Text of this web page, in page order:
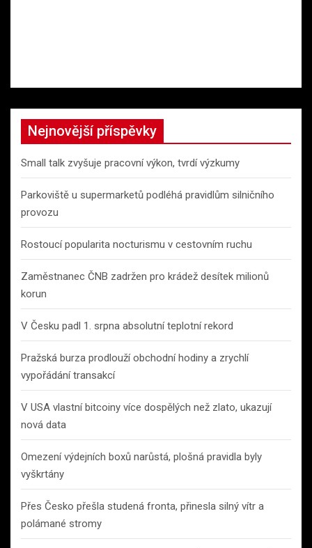
Nejnovější příspěvky
Small talk zvyšuje pracovní výkon, tvrdí výzkumy
Parkoviště u supermarketů podléhá pravidlům silničního
provozu
Rostoucí popularita nocturismu v cestovním ruchu
Zaměstnanec ČNB zadržen pro krádež desítek milionů
korun
V Česku padl 1. srpna absolutní teplotní rekord
Pražská burza prodlouží obchodní hodiny a zrychlí
vypořádání transakcí
V USA vlastní bitcoiny více dospělých než zlato, ukazují
nová data
Omezení výdejních boxů narůstá, plošná pravidla byly
vyškrtány
Přes Česko přešla studená fronta, přinesla silný vítr a
polámané stromy